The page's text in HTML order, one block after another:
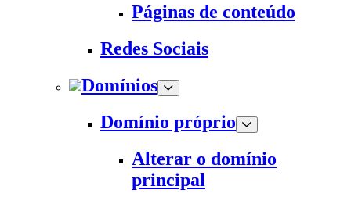
Páginas de conteúdo
Redes Sociais
Domínios
Domínio próprio
Alterar o domínio
principal